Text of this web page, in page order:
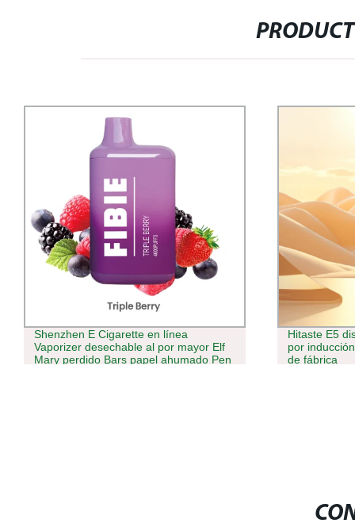
Hitaste E5 dispositivo de calentamiento
por inducción no quemada con Precio
de fábrica
2024 Precio
me 9000
VAPE E E E